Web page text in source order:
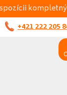
+421 222 205